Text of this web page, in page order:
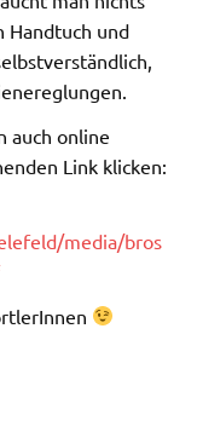
Handtuch und
auch online
Link klicken:
media/bros